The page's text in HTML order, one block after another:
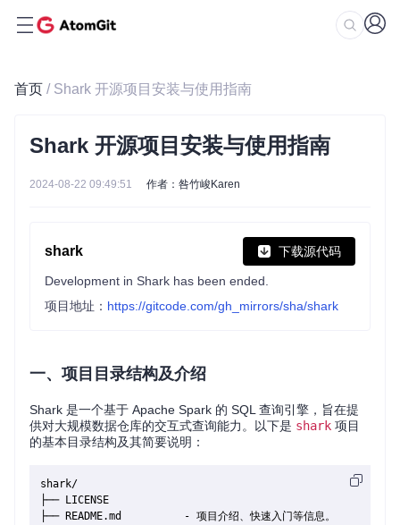
首页 / Shark 开源项目安装与使用指南
Shark 开源项目安装与使用指南
2024-08-22 09:49:51 作者：咎竹峻Karen
shark 下载源代码
Development in Shark has been ended.
项目地址： https://gitcode.com/gh_mirrors/sha/shark
一、项目目录结构及介绍
Shark 是一个基于 Apache Spark 的 SQL 查询引擎，旨在提
供对大规模数据仓库的交互式查询能力。以下是 shark 项目
的基本目录结构及其简要说明：
shark/
├── LICENSE
├── README.md          - 项目介绍、快速入门等信息。